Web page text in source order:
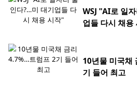
WSJ "AI로 일
업들 다시 채용
10년물 미국채
기 들어 최고